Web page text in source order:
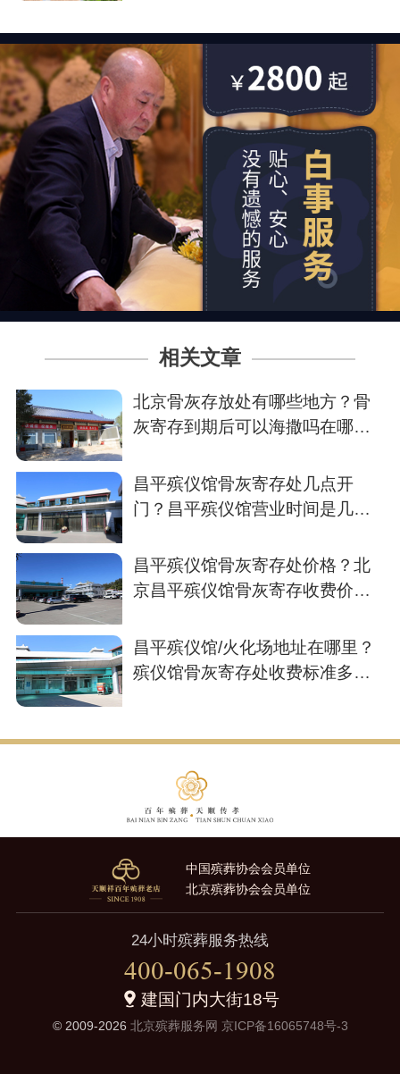
相关文章
北京骨灰存放处有哪些地方？骨
灰寄存到期后可以海撒吗在哪个
昌平殡仪馆骨灰寄存处几点开
门？昌平殡仪馆营业时间是几
昌平殡仪馆骨灰寄存处价格？北
京昌平殡仪馆骨灰寄存收费价格
昌平殡仪馆/火化场地址在哪里？
殡仪馆骨灰寄存处收费标准多
中国殡葬协会会员单位
北京殡葬协会会员单位
24小时殡葬服务热线
400-065-1908
建国门内大街18号
© 2009-2026 北京殡葬服务网 京ICP备16065748号-3